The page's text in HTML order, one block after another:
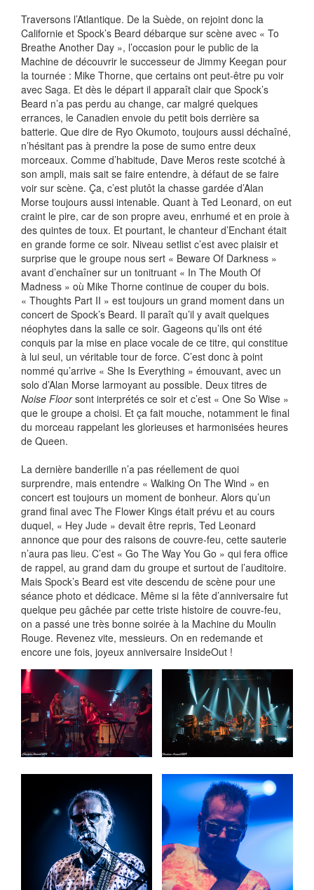
Traversons l’Atlantique. De la Suède, on rejoint donc la
Californie et Spock’s Beard débarque sur scène avec « To
Breathe Another Day », l’occasion pour le public de la
Machine de découvrir le successeur de Jimmy Keegan pour
la tournée : Mike Thorne, que certains ont peut-être pu voir
avec Saga. Et dès le départ il apparaît clair que Spock’s
Beard n’a pas perdu au change, car malgré quelques
errances, le Canadien envoie du petit bois derrière sa
batterie. Que dire de Ryo Okumoto, toujours aussi déchaîné,
n’hésitant pas à prendre la pose de sumo entre deux
morceaux. Comme d’habitude, Dave Meros reste scotché à
son ampli, mais sait se faire entendre, à défaut de se faire
voir sur scène. Ça, c’est plutôt la chasse gardée d’Alan
Morse toujours aussi intenable. Quant à Ted Leonard, on eut
craint le pire, car de son propre aveu, enrhumé et en proie à
des quintes de toux. Et pourtant, le chanteur d’Enchant était
en grande forme ce soir. Niveau setlist c’est avec plaisir et
surprise que le groupe nous sert « Beware Of Darkness »
avant d’enchaîner sur un tonitruant « In The Mouth Of
Madness » où Mike Thorne continue de couper du bois.
« Thoughts Part II » est toujours un grand moment dans un
concert de Spock’s Beard. Il paraît qu’il y avait quelques
néophytes dans la salle ce soir. Gageons qu’ils ont été
conquis par la mise en place vocale de ce titre, qui constitue
à lui seul, un véritable tour de force. C’est donc à point
nommé qu’arrive « She Is Everything » émouvant, avec un
solo d’Alan Morse larmoyant au possible. Deux titres de
Noise Floorsont interprétés ce soir et c’est « One So Wise »
que le groupe a choisi. Et ça fait mouche, notamment le final
du morceau rappelant les glorieuses et harmonisées heures
de Queen.
La dernière banderille n’a pas réellement de quoi
surprendre, mais entendre « Walking On The Wind » en
concert est toujours un moment de bonheur. Alors qu’un
grand final avec The Flower Kings était prévu et au cours
duquel, « Hey Jude » devait être repris, Ted Leonard
annonce que pour des raisons de couvre-feu, cette sauterie
n’aura pas lieu. C’est « Go The Way You Go » qui fera office
de rappel, au grand dam du groupe et surtout de l’auditoire.
Mais Spock’s Beard est vite descendu de scène pour une
séance photo et dédicace. Même si la fête d’anniversaire fut
quelque peu gâchée par cette triste histoire de couvre-feu,
on a passé une très bonne soirée à la Machine du Moulin
Rouge. Revenez vite, messieurs. On en redemande et
encore une fois, joyeux anniversaire InsideOut !